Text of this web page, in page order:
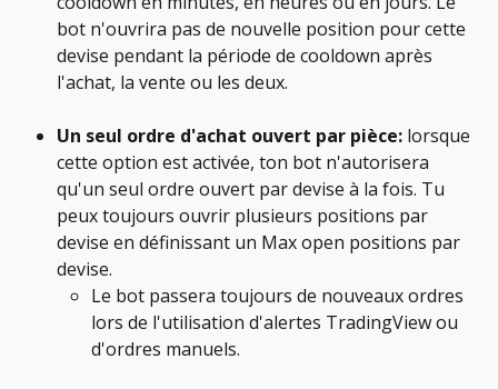
bot n'ouvrira pas de nouvelle position pour cette
devise pendant la période de cooldown après
l'achat, la vente ou les deux.
Un seul ordre d'achat ouvert par pièce: lorsque
cette option est activée, ton bot n'autorisera
qu'un seul ordre ouvert par devise à la fois. Tu
peux toujours ouvrir plusieurs positions par
devise en définissant un Max open positions par
devise.
Le bot passera toujours de nouveaux ordres
lors de l'utilisation d'alertes TradingView ou
d'ordres manuels.